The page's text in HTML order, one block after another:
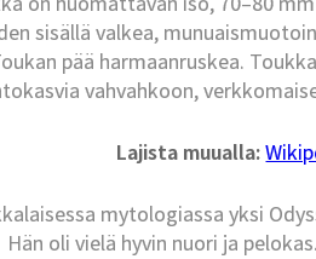
sisällä valkea,
pää harmaanruskea.
vahvahkoon,
Lajista muualla:
mytologiassa yksi
Hän oli vielä hyvin nuori ja